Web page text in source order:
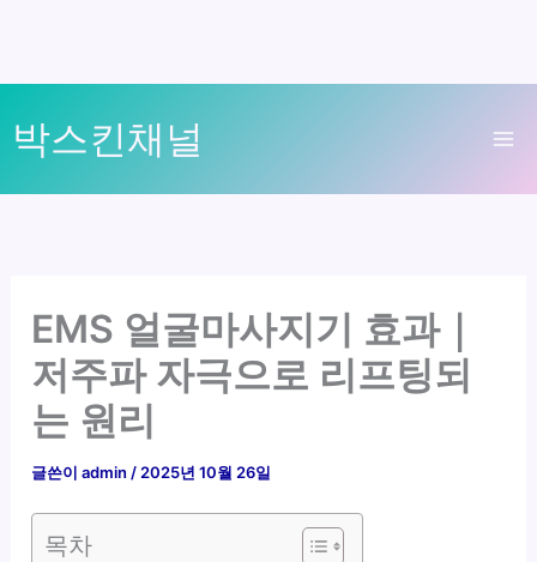
텐
로
박스킨채널
EMS 얼굴마사지기 효과｜
저주파 자극으로 리프팅되
는 원리
글쓴이admin / 2025년 10월 26일
목차